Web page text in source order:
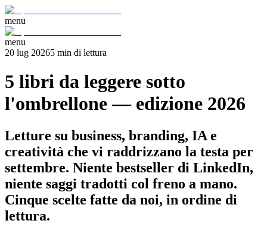
menu
menu
20 lug 20265 min di lettura
5 libri da leggere sotto
l'ombrellone — edizione 2026
Letture su business, branding, IA e
creatività che vi raddrizzano la testa per
settembre. Niente bestseller di LinkedIn,
niente saggi tradotti col freno a mano.
Cinque scelte fatte da noi, in ordine di
lettura.